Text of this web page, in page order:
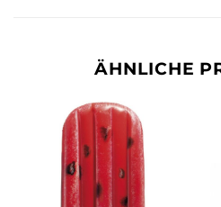
ÄHNLICHE